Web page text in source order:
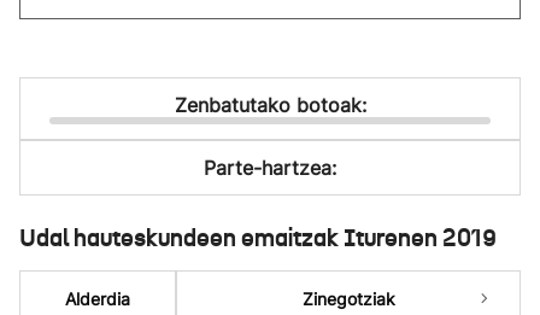
Zenbatutako botoak:
Parte-hartzea:
Udal hauteskundeen emaitzak Iturenen 2019
Alderdia Zinegotziak